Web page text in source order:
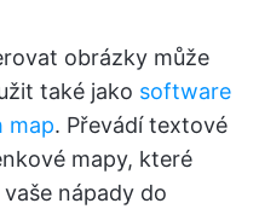
obrázky může
také jako software
map. Převádí textové
mapy, které
nápady do